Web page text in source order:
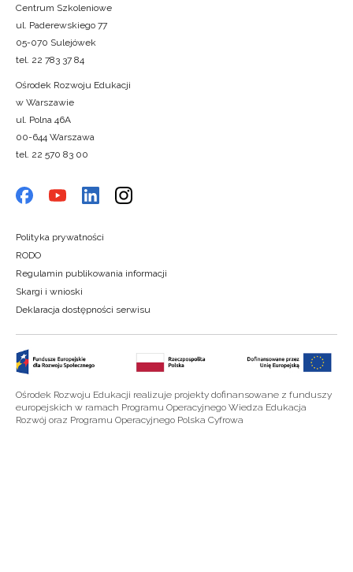
Centrum Szkoleniowe
ul. Paderewskiego 77
05-070 Sulejówek
tel. 22 783 37 84
Ośrodek Rozwoju Edukacji
w Warszawie
ul. Polna 46A
00-644 Warszawa
tel. 22 570 83 00
Polityka prywatności
RODO
Regulamin publikowania informacji
Skargi i wnioski
Deklaracja dostępności serwisu
Ośrodek Rozwoju Edukacji realizuje projekty dofinansowane z funduszy
europejskich w ramach Programu Operacyjnego Wiedza Edukacja
Rozwój oraz Programu Operacyjnego Polska Cyfrowa